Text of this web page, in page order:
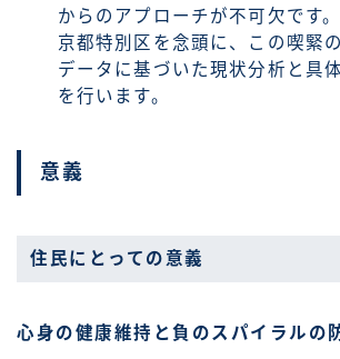
からのアプローチが不可欠です
京都特別区を念頭に、この喫緊
データに基づいた現状分析と具
を行います。
意義
住民にとっての意義
心身の健康維持と負のスパイラルの